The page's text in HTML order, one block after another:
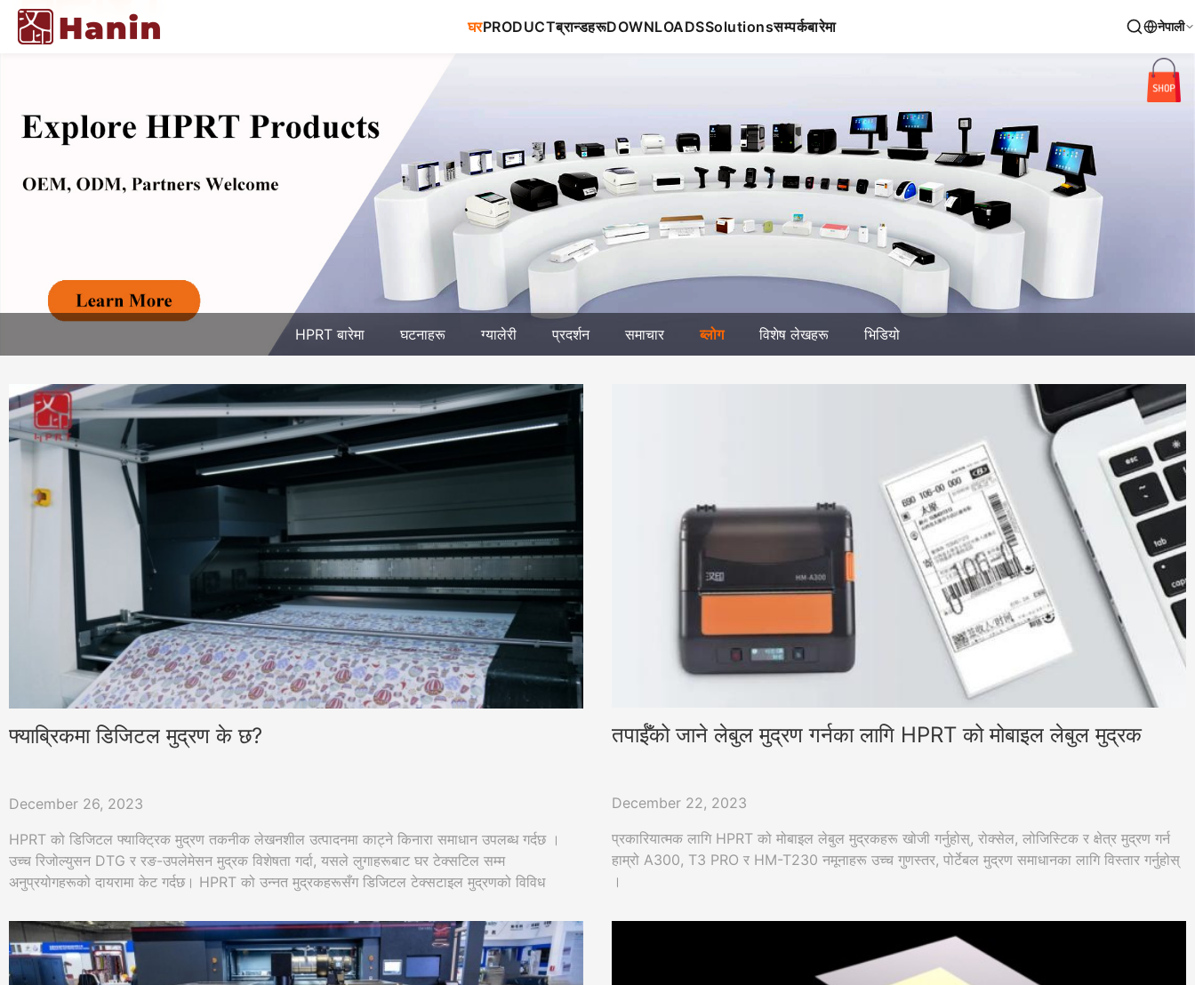
घरPRODUCTब्रान्डहरूDOWNLOADSSolutionsसम्पर्कबारेमा नेपाली
HPRT बारेमा घटनाहरू ग्यालेरी प्रदर्शन समाचार ब्लोग विशेष लेखहरू भिडियो
फ्याब्रिकमा डिजिटल मुद्रण के छ?
December 26, 2023
HPRT को डिजिटल फ्याक्ट्रिक मुद्रण तकनीक लेखनशील उत्पादनमा काट्ने किनारा समाधान उपलब्ध गर्दछ ।
उच्च रिजोल्युसन DTG र रङ-उपलेमेसन मुद्रक विशेषता गर्दा, यसले लुगाहरूबाट घर टेक्सटिल सम्म
अनुप्रयोगहरूको दायरामा केट गर्दछ। HPRT को उन्नत मुद्रकहरूसँग डिजिटल टेक्सटाइल मुद्रणको विविध
तपाईँको जाने लेबुल मुद्रण गर्नका लागि HPRT को मोबाइल लेबुल मुद्रक
December 22, 2023
प्रकारियात्मक लागि HPRT को मोबाइल लेबुल मुद्रकहरू खोजी गर्नुहोस्, रोक्सेल, लोजिस्टिक र क्षेत्र मुद्रण गर्न
हाम्रो A300, T3 PRO र HM-T230 नमूनाहरू उच्च गुणस्तर, पोर्टेबल मुद्रण समाधानका लागि विस्तार गर्नुहोस्
।